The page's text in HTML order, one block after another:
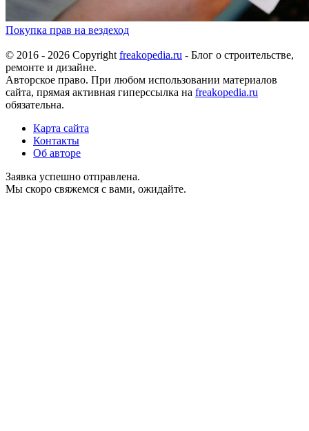
Покупка прав на вездеход
© 2016 - 2026 Copyright freakopedia.ru - Блог о строительстве,
ремонте и дизайне.
Авторское право. При любом использовании материалов
сайта, прямая активная гиперссылка на freakopedia.ru
обязательна.
Карта сайта
Контакты
Об авторе
Заявка успешно отправлена.
Мы скоро свяжемся с вами, ожидайте.